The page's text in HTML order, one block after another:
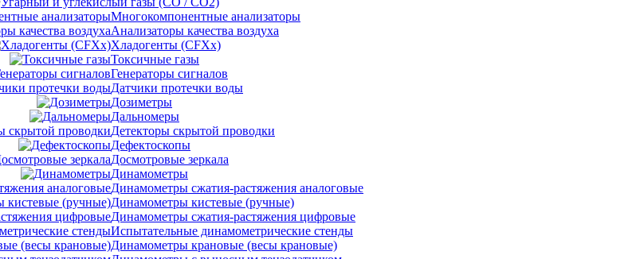
Многокомпонентные анализаторы
Анализаторы качества воздуха
Хладогенты (CFXx)
Токсичные газы
Генераторы сигналов
Датчики протечки воды
Дозиметры
Дальномеры
Детекторы скрытой проводки
Дефектоскопы
Досмотровые зеркала
Динамометры
Динамометры сжатия-растяжения аналоговые
Динамометры кистевые (ручные)
Динамометры сжатия-растяжения цифровые
Испытательные динамометрические стенды
Динамометры крановые (весы крановые)